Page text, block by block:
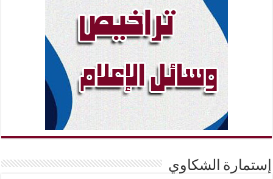
إستمارة الشكاوي